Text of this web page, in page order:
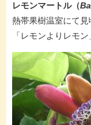
レモンマートル（
熱帯果樹温室にて見
「レモンよりレモ